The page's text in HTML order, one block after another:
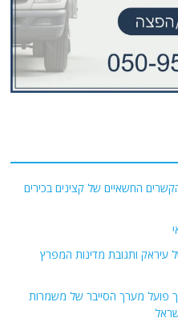
החשאיים של קצינים בכירים
עיראק ותגובת מדינות המפרץ
פועל מערך הסייבר של משמרות